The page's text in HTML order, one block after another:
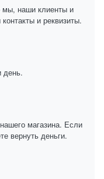
мы, наши клиенты и
и реквизиты.
день.
магазина. Если
вернуть деньги.